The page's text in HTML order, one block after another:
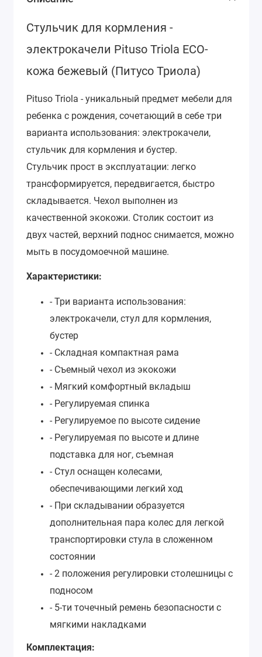
Стульчик для кормления -
электрокачели Pituso Triola ECO-
кожа бежевый (Питусо Триола)
Pituso Triola - уникальный предмет мебели для
ребенка с рождения, сочетающий в себе три
варианта использования: электрокачели,
стульчик для кормления и бустер.
Стульчик прост в эксплуатации: легко
трансформируется, передвигается, быстро
складывается. Чехол выполнен из
качественной экокожи. Столик состоит из
двух частей, верхний поднос снимается, можно
мыть в посудомоечной машине.
Характеристики:
- Три варианта использования:
электрокачели, стул для кормления,
бустер
- Складная компактная рама
- Съемный чехол из экокожи
- Мягкий комфортный вкладыш
- Регулируемая спинка
- Регулируемое по высоте сидение
- Регулируемая по высоте и длине
подставка для ног, съемная
- Стул оснащен колесами,
обеспечивающими легкий ход
- При складывании образуется
дополнительная пара колес для легкой
транспортировки стула в сложенном
состоянии
- 2 положения регулировки столешницы с
подносом
- 5-ти точечный ремень безопасности с
мягкими накладками
Комплектация: